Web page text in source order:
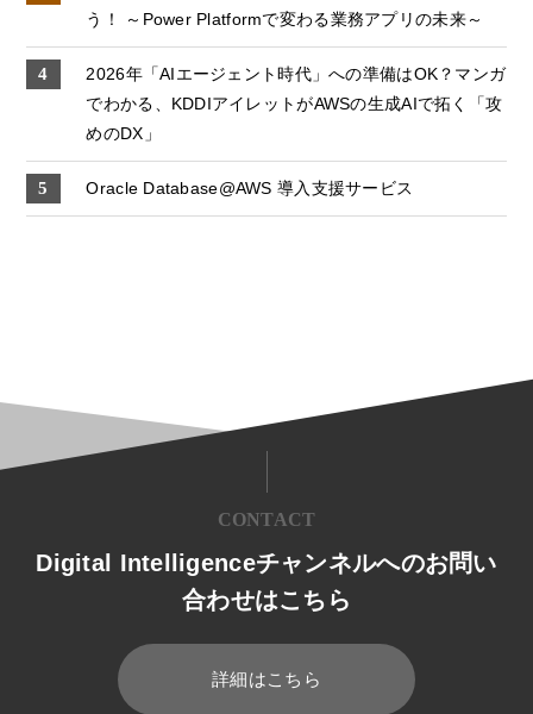
う！ ～Power Platformで変わる業務アプリの未来～
2026年「AIエージェント時代」への準備はOK？マンガ
でわかる、KDDIアイレットがAWSの生成AIで拓く「攻
めのDX」
Oracle Database@AWS 導入支援サービス
CONTACT
Digital Intelligenceチャンネルへのお問い
合わせはこちら
詳細はこちら